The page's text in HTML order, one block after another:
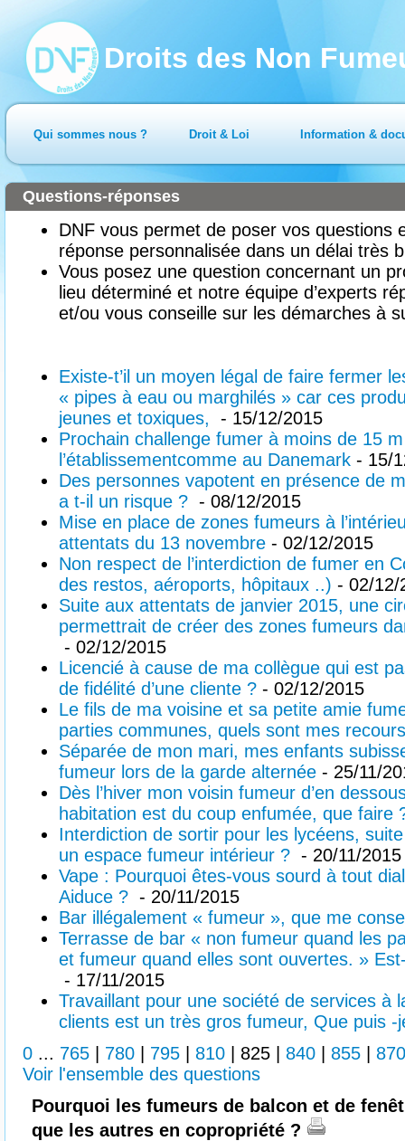
Droits des Non
Qui sommes nous ? Droit & Loi Information &
DNF vous permet de poser vos questions
réponse personnalisée dans un délai très
Vous posez une question concernant un
lieu déterminé et notre équipe d’experts
et/ou vous conseille sur les démarches à
Questions-réponses
Existe-t’il un moyen légal de faire fermer
« pipes à eau ou marghilés » car ces
jeunes et toxiques,
- 15/12/2015
Prochain challenge fumer à moins de 15
l’établissementcomme au Danemark - 15/
Des personnes vapotent en présence de
a t-il un risque ? - 08/12/2015
Mise en place de zones fumeurs à
attentats du 13 novembre - 02/12/2015
Non respect de l’interdiction de fumer en
des restos, aéroports, hôpitaux ..) - 02/12/
Suite aux attentats de janvier 2015, une
permettrait de créer des zones fumeurs
- 02/12/2015
Licencié à cause de ma collègue qui est
de fidélité d’une cliente ? - 02/12/2015
Le fils de ma voisine et sa petite amie
parties communes, quels sont mes
Séparée de mon mari, mes enfants
fumeur lors de la garde alternée - 25/11/
Dès l’hiver mon voisin fumeur d’en
habitation est du coup enfumée, que faire
Interdiction de sortir pour les lycéens,
un espace fumeur intérieur ? - 20/11/2015
Vape : Pourquoi êtes-vous sourd à tout
Aiduce ? - 20/11/2015
Bar illégalement « fumeur », que me
Terrasse de bar « non fumeur quand les
et fumeur quand elles sont ouvertes. »
- 17/11/2015
Travaillant pour une société de services à
clients est un très gros fumeur, Que puis
0 ... 765 780 795 810 825 840 855
870
Voir l'ensemble des questions
Pourquoi les fumeurs de balcon et de
que les autres en copropriété ?